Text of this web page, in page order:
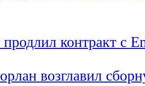
контракт с
возглавил